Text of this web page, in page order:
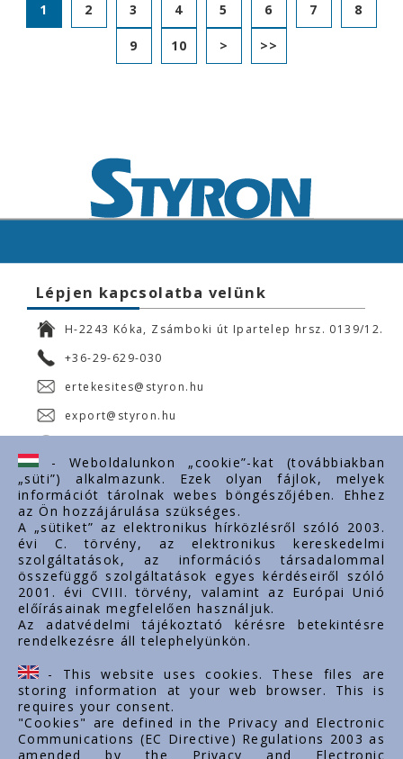
1 2 3 4 5 6 7 8
9 10 > >>
Lépjen kapcsolatba velünk
H-2243 Kóka, Zsámboki út Ipartelep hrsz. 0139/12.
+36-29-629-030
ertekesites@styron.hu
export@styron.hu
Fontos linkek
Rólunk
Dokumentumok
Kapcsolat
Karrier
Cég adatok
Tárhely adatok
Támogatások
- Weboldalunkon „cookie”-kat (továbbiakban
„süti”) alkalmazunk. Ezek olyan fájlok, melyek
információt tárolnak webes böngészőjében. Ehhez
az Ön hozzájárulása szükséges.
A „sütiket” az elektronikus hírközlésről szóló 2003.
évi C. törvény, az elektronikus kereskedelmi
szolgáltatások, az információs társadalommal
összefüggő szolgáltatások egyes kérdéseiről szóló
2001. évi CVIII. törvény, valamint az Európai Unió
előírásainak megfelelően használjuk.
Az adatvédelmi tájékoztató kérésre betekintésre
rendelkezésre áll telephelyünkön.
- This website uses cookies. These files are
storing information at your web browser. This is
requires your consent.
"Cookies" are defined in the Privacy and Electronic
Communications (EC Directive) Regulations 2003 as
amended by the Privacy and Electronic